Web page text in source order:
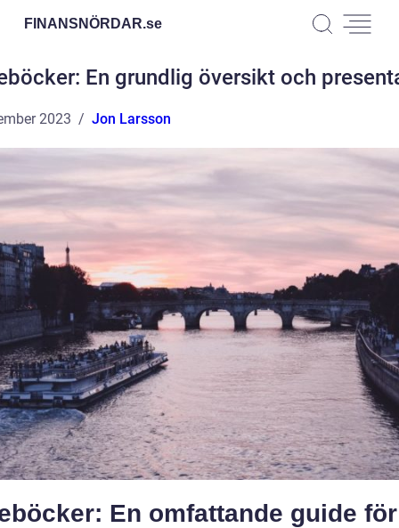
FINANSNÖRDAR.se
En grundlig översikt och
2023 Jon Larsson
En omfattande guide för